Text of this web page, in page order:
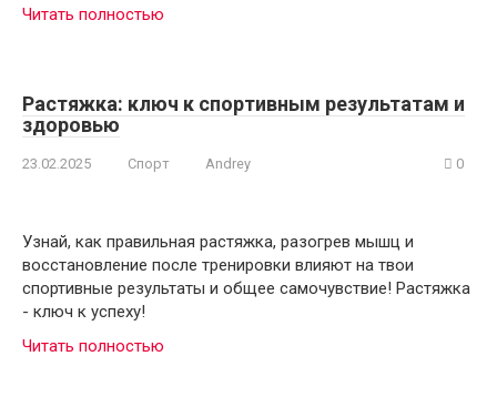
Читать полностью
Растяжка: ключ к спортивным результатам и
здоровью
23.02.2025 Спорт Andrey 0
Узнай, как правильная растяжка, разогрев мышц и
восстановление после тренировки влияют на твои
спортивные результаты и общее самочувствие! Растяжка
- ключ к успеху!
Читать полностью